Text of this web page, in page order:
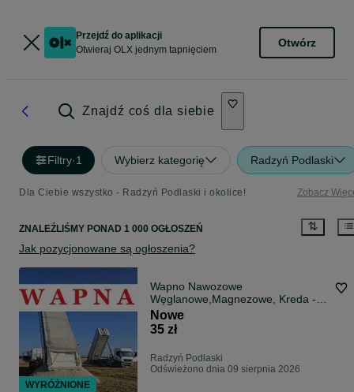
Przejdź do aplikacji
Otwieraj OLX jednym tapnięciem
Otwórz
Znajdź coś dla siebie
Filtry·1 Wybierz kategorię Radzyń Podlaski
Dla Ciebie wszystko - Radzyń Podlaski i okolice! Zobacz
ZNALEŹLIŚMY PONAD 1 000 OGŁOSZEŃ
Jak pozycjonowane są ogłoszenia?
Wapno Nawozowe
Węglanowe,Magnezowe, Kreda -
PROSTO Z KOPALNI !! SUCHE!!
TRANSPORT LUZEM !
Nowe
35 zł
Radzyń Podlaski
Odświeżono dnia 09 sierpnia 2026
WYRÓŻNIONE